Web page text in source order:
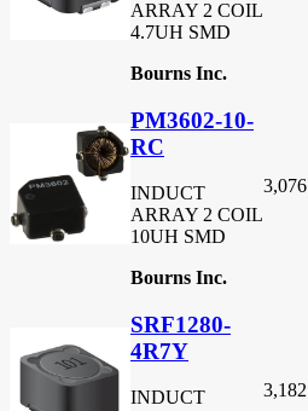
ARRAY 2 COIL
4.7UH SMD
Bourns Inc.
PM3602-10-
RC
INDUCT
ARRAY 2 COIL
10UH SMD
Bourns Inc.
3,076
SRF1280-
4R7Y
INDUCT
3,182